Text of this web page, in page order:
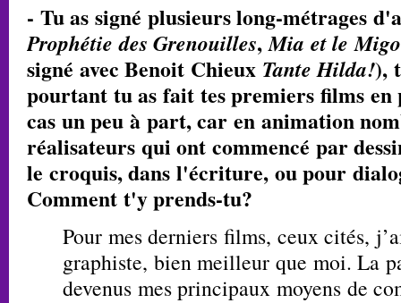
- Tu as signé plusieurs long-métrages
Prophétie des Grenouilles,Mia et le
signé avec Benoit Chieux Tante Hilda!),
pourtant tu as fait tes premiers films en
cas un peu à part, car en animation
réalisateurs qui ont commencé par
le croquis, dans l'écriture, ou pour
Comment t'y prends-tu?
Pour mes derniers films, ceux cités,
graphiste, bien meilleur que moi. La
devenus mes principaux moyens de